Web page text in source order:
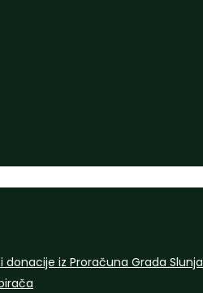
iz Proračuna Grada Slunja